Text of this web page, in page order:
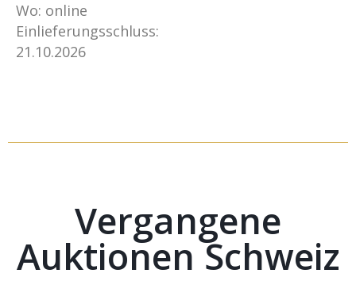
Wo: online
Einlieferungsschluss:
21.10.2026
Vergangene
Auktionen Schweiz